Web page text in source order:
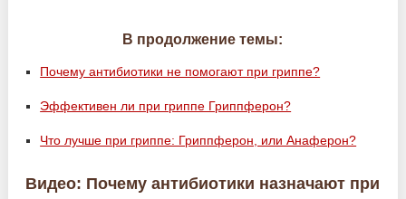
В продолжение темы:
Почему антибиотики не помогают при гриппе?
Эффективен ли при гриппе Гриппферон?
Что лучше при гриппе: Гриппферон, или Анаферон?
Видео: Почему антибиотики назначают при